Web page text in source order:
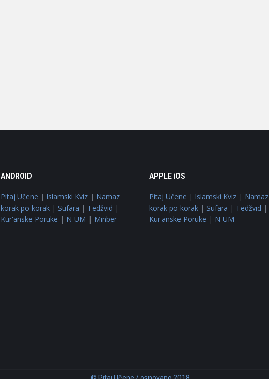
ANDROID
Pitaj Učene | Islamski Kviz| Namaz
korak po korak| Sufara | Tedžvid |
Kur'anske Poruke | N-UM | Minber
APPLE iOS
Pitaj Učene | Islamski Kviz | Namaz
korak po korak | Sufara | Tedžvid |
Kur'anske Poruke | N-UM